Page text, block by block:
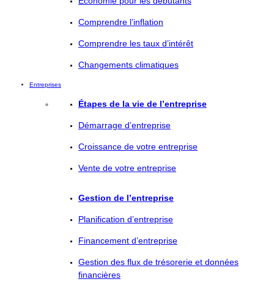
Comprendre l’inflation
Comprendre les taux d’intérêt
Changements climatiques
Entreprises
Étapes de la vie de l’entreprise
Démarrage d’entreprise
Croissance de votre entreprise
Vente de votre entreprise
Gestion de l’entreprise
Planification d’entreprise
Financement d’entreprise
Gestion des flux de trésorerie et données
financières